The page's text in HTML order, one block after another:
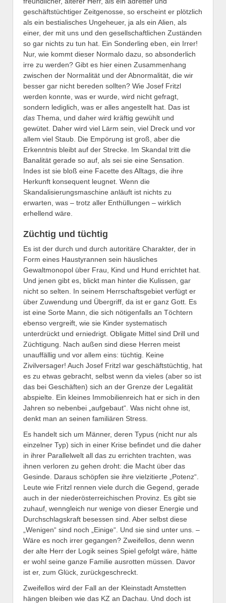
geschäftstüchtiger Zeitgenosse, so erscheint er plötzlich
als ein bestialisches Ungeheuer, ja als ein Alien, als
einer, der mit uns und den gesellschaftlichen Zuständen
so gar nichts zu tun hat. Ein Sonderling eben, ein Irrer!
Nur, wie kommt dieser Normalo dazu, so absonderlich
irre zu werden? Gibt es hier einen Zusammenhang
zwischen der Normalität und der Abnormalität, die wir
besser gar nicht bereden sollten? Wie Josef Fritzl
werden konnte, was er wurde, wird nicht gefragt,
sondern lediglich, was er alles angestellt hat. Das ist
das Thema, und daher wird kräftig gewühlt und
gewütet. Daher wird viel Lärm sein, viel Dreck und vor
allem viel Staub. Die Empörung ist groß, aber die
Erkenntnis bleibt auf der Strecke. Im Skandal tritt die
Banalität gerade so auf, als sei sie eine Sensation.
Indes ist sie bloß eine Facette des Alltags, die ihre
Herkunft konsequent leugnet. Wenn die
Skandalisierungsmaschine anläuft ist nichts zu
erwarten, was – trotz aller Enthüllungen – wirklich
erhellend wäre.
Züchtig und tüchtig
Es ist der durch und durch autoritäre Charakter, der in
Form eines Haustyrannen sein häusliches
Gewaltmonopol über Frau, Kind und Hund errichtet hat.
Und jenen gibt es, blickt man hinter die Kulissen, gar
nicht so selten. In seinem Herrschaftsgebiet verfügt er
über Zuwendung und Übergriff, da ist er ganz Gott. Es
ist eine Sorte Mann, die sich nötigenfalls an Töchtern
ebenso vergreift, wie sie Kinder systematisch
unterdrückt und erniedrigt. Obligate Mittel sind Drill und
Züchtigung. Nach außen sind diese Herren meist
unauffällig und vor allem eins: tüchtig. Keine
Zivilversager! Auch Josef Fritzl war geschäftstüchtig, hat
es zu etwas gebracht, selbst wenn da vieles (aber so ist
das bei Geschäften) sich an der Grenze der Legalität
abspielte. Ein kleines Immobilienreich hat er sich in den
Jahren so nebenbei „aufgebaut“. Was nicht ohne ist,
denkt man an seinen familiären Stress.
Es handelt sich um Männer, deren Typus (nicht nur als
einzelner Typ) sich in einer Krise befindet und die daher
in ihrer Parallelwelt all das zu errichten trachten, was
ihnen verloren zu gehen droht: die Macht über das
Gesinde. Daraus schöpfen sie ihre vielzitierte „Potenz“.
Leute wie Fritzl rennen viele durch die Gegend, gerade
auch in der niederösterreichischen Provinz. Es gibt sie
zuhauf, wenngleich nur wenige von dieser Energie und
Durchschlagskraft besessen sind. Aber selbst diese
„Wenigen“ sind noch „Einige“. Und sie sind unter uns. –
Wäre es noch irrer gegangen? Zweifellos, denn wenn
der alte Herr der Logik seines Spiel gefolgt wäre, hätte
er wohl seine ganze Familie ausrotten müssen. Davor
ist er, zum Glück, zurückgeschreckt.
Zweifellos wird der Fall an der Kleinstadt Amstetten
hängen bleiben wie das KZ an Dachau. Und doch ist